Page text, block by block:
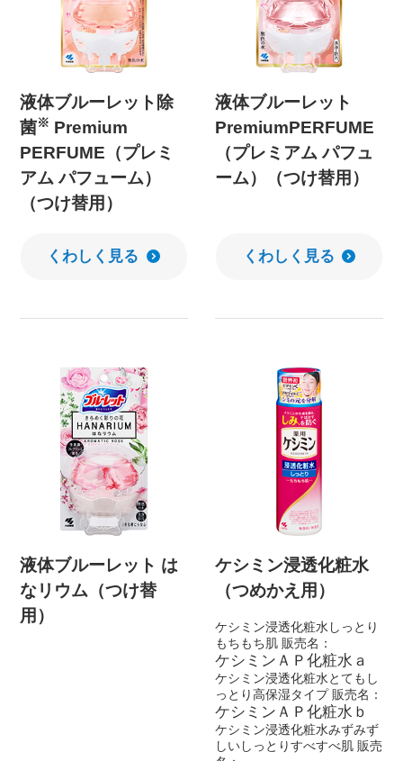
液体ブルーレット除
菌※ Premium
PERFUME（プレミ
アム パフューム）
（つけ替用）
くわしく見る
液体ブルーレット
PremiumPERFUME
（プレミアム パフュ
ーム）（つけ替用）
くわしく見る
液体ブルーレット は
なリウム（つけ替
用）
ケシミン浸透化粧水
（つめかえ用）
ケシミン浸透化粧水しっとり
もちもち肌 販売名：
ケシミンＡＰ化粧水ａ
ケシミン浸透化粧水とてもし
っとり高保湿タイプ 販売名：
ケシミンＡＰ化粧水ｂ
ケシミン浸透化粧水みずみず
しいしっとりすべすべ肌 販売